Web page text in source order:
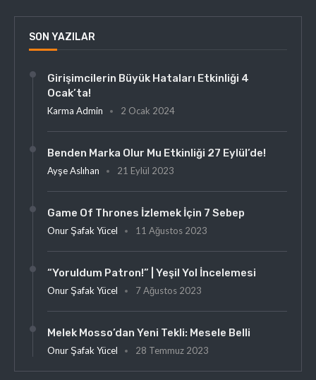
SON YAZILAR
Girişimcilerin Büyük Hataları Etkinliği 4
Ocak’ta!
Karma Admin 2 Ocak 2024
Benden Marka Olur Mu Etkinliği 27 Eylül’de!
Ayşe Aslıhan 21 Eylül 2023
Game Of Thrones İzlemek İçin 7 Sebep
Onur Şafak Yücel 11 Ağustos 2023
“Yoruldum Patron!” | Yeşil Yol İncelemesi
Onur Şafak Yücel 7 Ağustos 2023
Melek Mosso’dan Yeni Tekli: Mesele Belli
Onur Şafak Yücel 28 Temmuz 2023